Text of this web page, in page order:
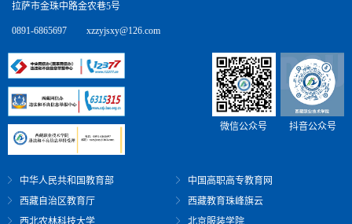
拉萨市金珠中路金农巷5号
0891-6865697 xzzyjsxy@126.com
微信公众号 抖音公众号
中华人民共和国教育部
中国高职高专教育网
西藏自治区教育厅
西藏教育珠峰旗云
西北农林科技大学
北京服装学院